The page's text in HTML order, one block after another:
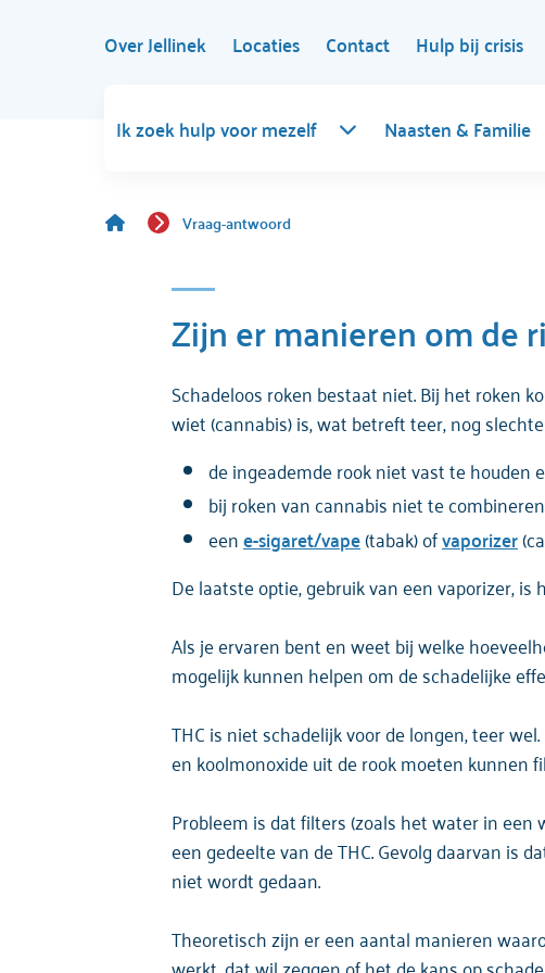
Over Jellinek Locaties Contact Hulp bij crisis
Ik zoek hulp voor mezelf Naasten & Familie
Vraag-antwoord
Zijn er manieren om de
Schadeloos roken bestaat niet. Bij het roken
wiet (cannabis) is, wat betreft teer, nog
de ingeademde rook niet vast te houden
bij roken van cannabis niet te
eene-sigaret/vape(tabak) ofvaporizer
De laatste optie, gebruik van een vaporizer,
Als je ervaren bent en weet bij welke
mogelijk kunnen helpen om de schadelijke
THC is niet schadelijk voor de longen, teer
en koolmonoxide uit de rook moeten kunnen
Probleem is dat filters (zoals het water in
een gedeelte van de THC. Gevolg daarvan is
niet wordt gedaan.
Theoretisch zijn er een aantal manieren